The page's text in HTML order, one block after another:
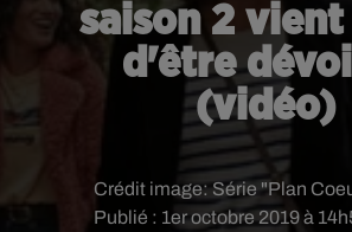
saison 2
d'être
(vidéo)
Publié : 1er octobre 2019 à
Crédit image:Série "Plan